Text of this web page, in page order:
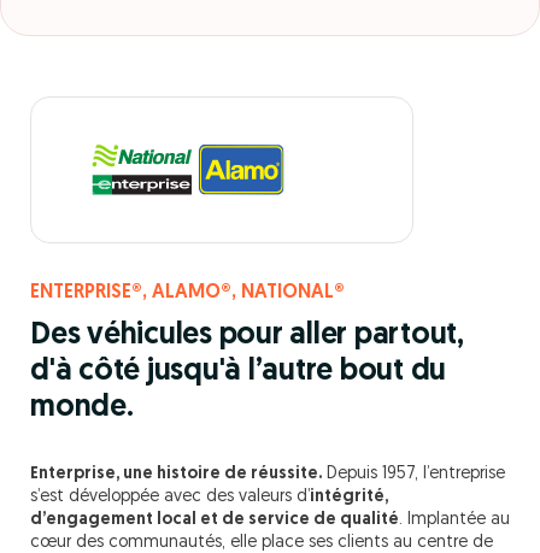
ENTERPRISE®, ALAMO®, NATIONAL®
Des véhicules pour aller partout,
d'à côté jusqu'à l’autre bout du
monde.
Enterprise, une histoire de réussite. Depuis 1957, l’entreprise
s’est développée avec des valeurs d’intégrité,
d’engagement local et de service de qualité. Implantée au
cœur des communautés, elle place ses clients au centre de